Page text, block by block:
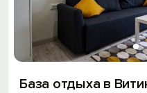
База отдыха в